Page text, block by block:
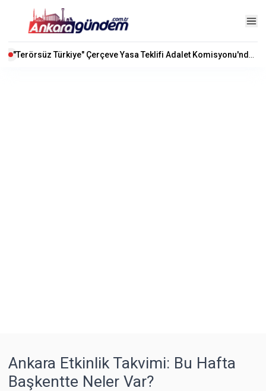
Ankara Etkinlik Takvimi: Bu Hafta
Başkentte Neler Var?